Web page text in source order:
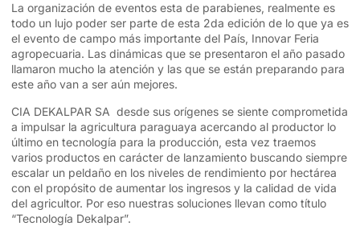
La organización de eventos esta de parabienes, realmente es
todo un lujo poder ser parte de esta 2da edición de lo que ya es
el evento de campo más importante del País, Innovar Feria
agropecuaria. Las dinámicas que se presentaron el año pasado
llamaron mucho la atención y las que se están preparando para
este año van a ser aún mejores.
CIA DEKALPAR SA desde sus orígenes se siente comprometida
a impulsar la agricultura paraguaya acercando al productor lo
último en tecnología para la producción, esta vez traemos
varios productos en carácter de lanzamiento buscando siempre
escalar un peldaño en los niveles de rendimiento por hectárea
con el propósito de aumentar los ingresos y la calidad de vida
del agricultor. Por eso nuestras soluciones llevan como título
“Tecnología Dekalpar”.